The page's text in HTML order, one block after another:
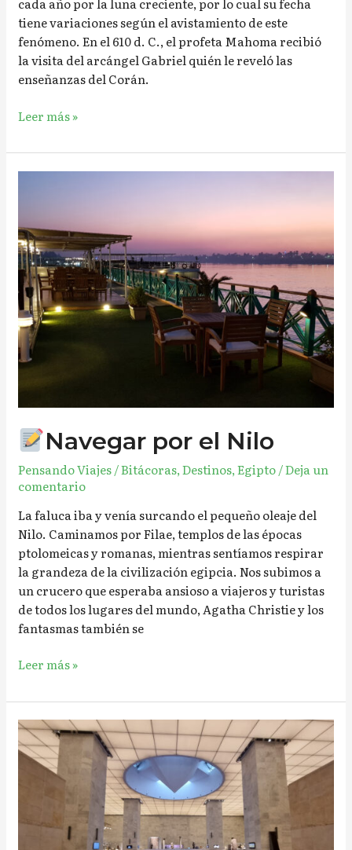
cada año por la luna creciente, por lo cual su fecha
tiene variaciones según el avistamiento de este
fenómeno. En el 610 d. C., el profeta Mahoma recibió
la visita del arcángel Gabriel quién le reveló las
enseñanzas del Corán.
Leer más »
Navegar por el Nilo
Pensando Viajes/Bitácoras,Destinos,Egipto/Deja un
comentario
La faluca iba y venía surcando el pequeño oleaje del
Nilo. Caminamos por Filae, templos de las épocas
ptolomeicas y romanas, mientras sentíamos respirar
la grandeza de la civilización egipcia. Nos subimos a
un crucero que esperaba ansioso a viajeros y turistas
de todos los lugares del mundo, Agatha Christie y los
fantasmas también se
el
Nilo
Leer más »
El
Museo
Momias